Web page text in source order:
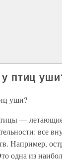
птиц
уши?
— летающие
все
Например,
одна из